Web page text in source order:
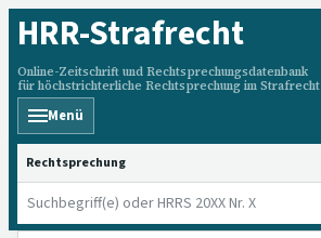
HRR-Strafrecht
Online-Zeitschrift und Rechtsprechungsdatenbank
für höchstrichterliche Rechtsprechung im Strafrecht
Menü
HRRS durchsuchen